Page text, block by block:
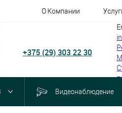
О Компании
+375 (29) 303 22 30
Видеонаблюдение